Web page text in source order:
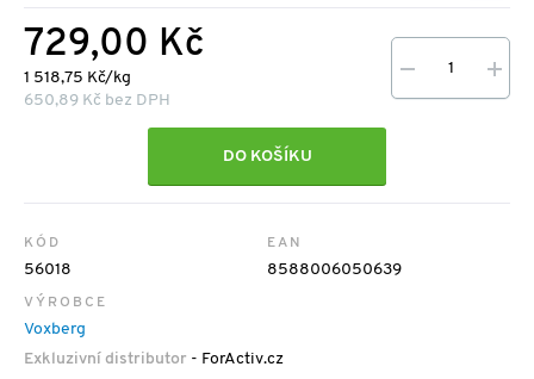
729,00 Kč
1 518,75 Kč/kg
650,89 Kč bez DPH
DO KOŠÍKU
KÓD
56018
EAN
8588006050639
VÝROBCE
Voxberg
Exkluzivní distributor - ForActiv.cz